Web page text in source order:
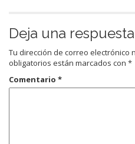
Deja una respuesta
Tu dirección de correo electrónico
obligatorios están marcados con *
Comentario *